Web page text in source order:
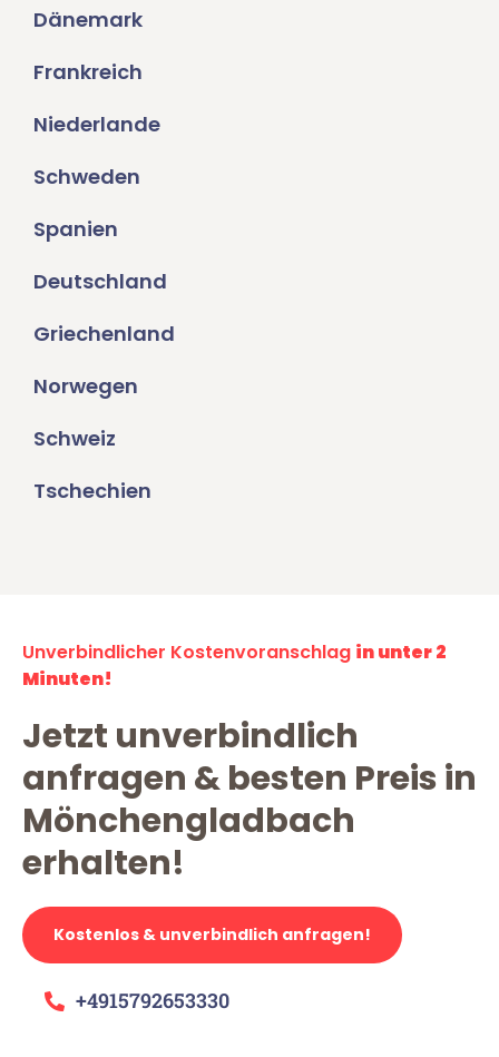
Dänemark
Frankreich
Niederlande
Schweden
Spanien
Deutschland
Griechenland
Norwegen
Schweiz
Tschechien
Unverbindlicher Kostenvoranschlag in unter 2
Minuten!
Jetzt unverbindlich
anfragen & besten Preis in
Mönchengladbach
erhalten!
Kostenlos & unverbindlich anfragen!
+4915792653330